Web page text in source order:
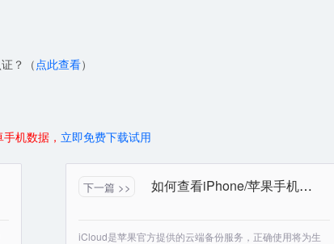
？（点此查看）
机数据， 立即免费下载试用
下一篇 >> 如何查看iPhone/苹果手机中的iCloud内存大小？并且打开/关闭自动备份？
iCloud是苹果官方提供的云端备份服务，正确使用将为生